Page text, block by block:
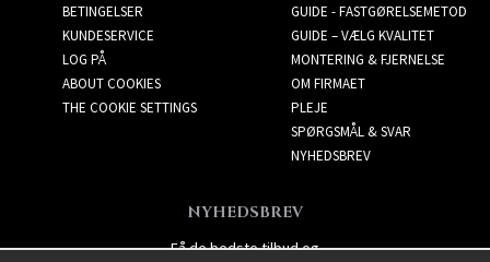
BETINGELSER
KUNDESERVICE
LOG PÅ
ABOUT COOKIES
THE COOKIE SETTINGS
GUIDE - FASTGØRELSEMETOD
GUIDE – VÆLG KVALITET
MONTERING & FJERNELSE
OM FIRMAET
PLEJE
SPØRGSMÅL & SVAR
NYHEDSBREV
NYHEDSBREV
Få de bedste tilbud og